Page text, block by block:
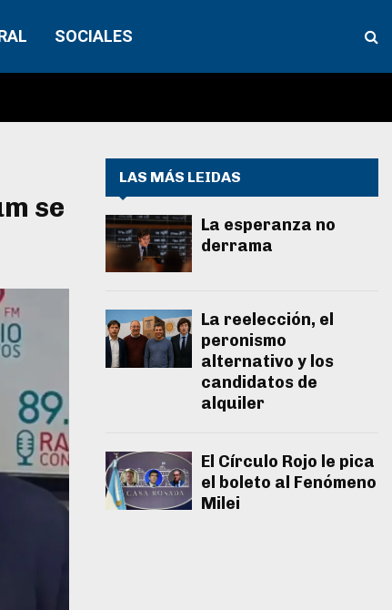
SOCIALES
se
LAS MÁS LEIDAS
La esperanza no
derrama
La reelección, el
peronismo
alternativo y los
candidatos de
alquiler
El Círculo Rojo le pica
el boleto al Fenómeno
Milei